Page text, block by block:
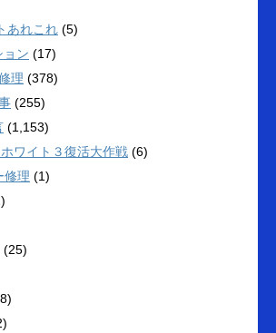
あれこれ (5)
ョン (17)
理 (378)
(255)
(1,153)
ワイト３復活大作戦 (6)
修理 (1)
(25)